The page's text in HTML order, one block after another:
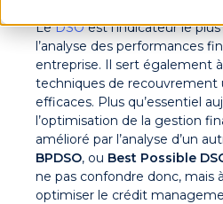
LeDSOest l’indicateur le
l’analyse des performances
entreprise. Il sert également
techniques de recouvrement
efficaces. Plus qu’essentiel
l’optimisation de la gestion
amélioré par l’analyse d’un
BPDSO, ou Best Possible
ne pas confondre donc, mais
optimiser le crédit